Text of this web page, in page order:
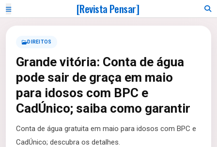
[Revista Pensar]
DIREITOS
Grande vitória: Conta de água
pode sair de graça em maio
para idosos com BPC e
CadÚnico; saiba como garantir
Conta de água gratuita em maio para idosos com BPC e
CadÚnico; descubra os detalhes.